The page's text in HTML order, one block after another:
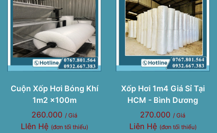
Cuộn Xốp Hơi Bóng Khí
1m2 x100m
260.000 / Giá
LIên Hệ (đơn tối thiểu)
Xốp Hơi 1m4 Giá Sỉ Tại
HCM - Bình Dương
270.000 / Giá
Liên Hệ (đơn tối thiểu)